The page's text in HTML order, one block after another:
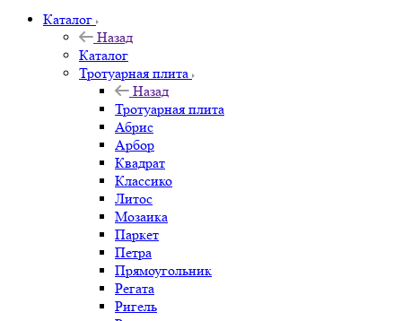
Каталог
Назад
Каталог
Тротуарная плита
Назад
Тротуарная плита
Абрис
Арбор
Квадрат
Классико
Литос
Мозаика
Паркет
Петра
Прямоугольник
Регата
Ригель